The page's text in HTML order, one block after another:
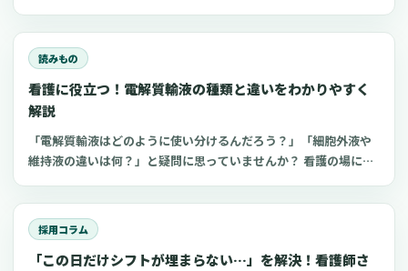
点も整理します。
読みもの
看護に役立つ！電解質輸液の種類と違いをわかりやすく
解説
「電解質輸液はどのように使い分けるんだろう？」「細胞外液や
維持液の違いは何？」と疑問に思っていませんか？ 看護の場にお
類は多く、看護師がそれぞれの輸液製剤の特徴や使い分けを理解
するのは難しいものです。 今回は、看護師が知っておきたい電解
質輸液の種類と違いについてわかりやすく解説します。
採用コラム
「この日だけシフトが埋まらない…」を解決！看護師さ